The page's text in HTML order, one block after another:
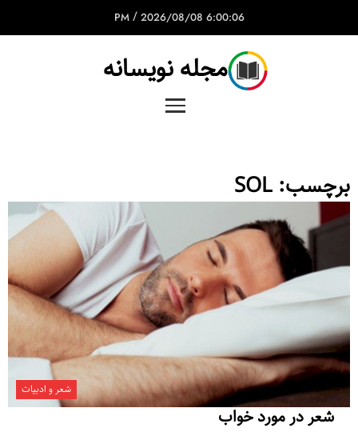
6:00:06 PM
/ 2026/08/08
مجله نویسانه
برچسب: SOL
شعر و ادبیات
شعر در مورد خواب